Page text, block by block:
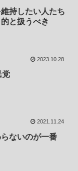
持したい人たち
と扱うべき
2023.10.28
党
2021.11.24
ないのが一番